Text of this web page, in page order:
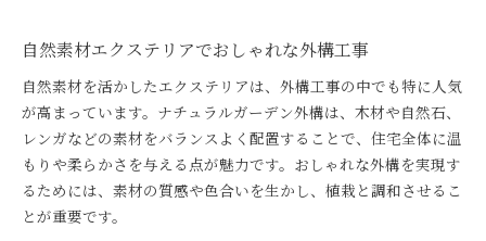
自然素材エクステリアでおしゃれな外構工事
自然素材を活かしたエクステリアは、外構工事の中でも特に人気
が高まっています。ナチュラルガーデン外構は、木材や自然石、
レンガなどの素材をバランスよく配置することで、住宅全体に温
もりや柔らかさを与える点が魅力です。おしゃれな外構を実現す
るためには、素材の質感や色合いを生かし、植栽と調和させるこ
とが重要です。